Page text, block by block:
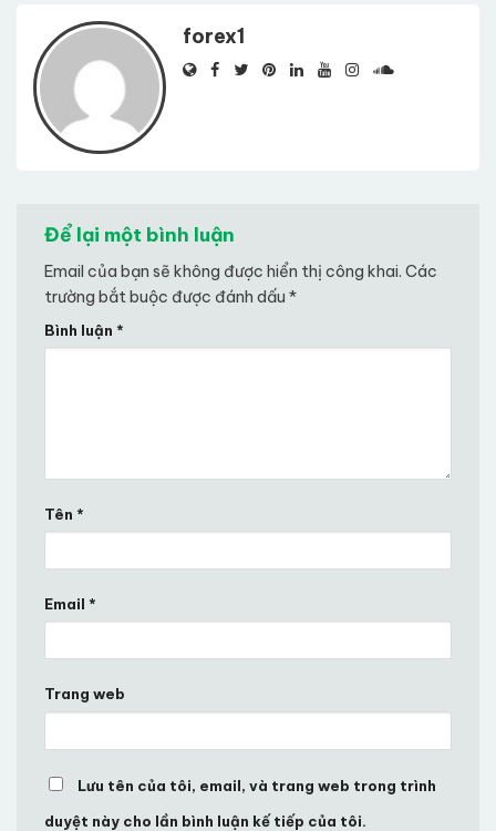
forex1
Để lại một bình luận
Email của bạn sẽ không được hiển thị công khai. Các
trường bắt buộc được đánh dấu *
Bình luận *
Tên *
Email *
Trang web
Lưu tên của tôi, email, và trang web trong trình
duyệt này cho lần bình luận kế tiếp của tôi.